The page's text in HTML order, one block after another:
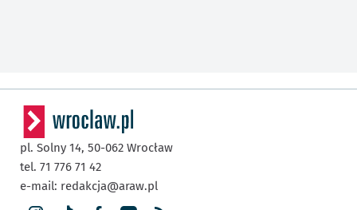
pl. Solny 14, 50-062 Wrocław
tel. 71 776 71 42
e-mail: redakcja@araw.pl